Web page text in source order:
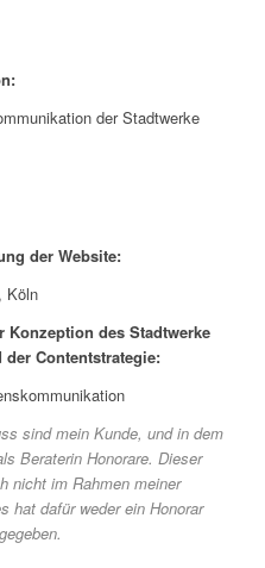
der Stadtwerke
der Website:
Köln
des Stadtwerke
Contentstrategie:
sind mein Kunde, und in dem
Beraterin Honorare. Dieser
nicht im Rahmen meiner
hat dafür weder ein Honorar